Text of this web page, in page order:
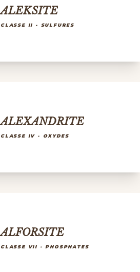
ALEKSITE
CLASSE II - SULFURES
ALEXANDRITE
CLASSE IV - OXYDES
ALFORSITE
CLASSE VII - PHOSPHATES